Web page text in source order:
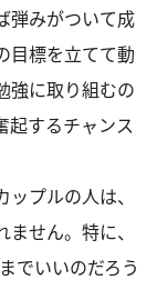
弾みがついて成
目標を立てて動
強に取り組むの
起するチャンス
プルの人は、
せん。特に、
でいいのだろう